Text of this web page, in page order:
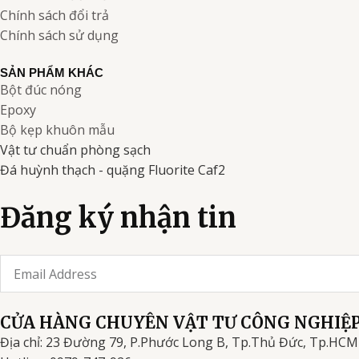
Chính sách đổi trả
Chính sách sử dụng
SẢN PHẨM KHÁC
Bột đúc nóng
Epoxy
Bộ kẹp khuôn mẫu
Vật tư chuẩn phòng sạch
Đá huỳnh thạch - quặng Fluorite Caf2
Đăng ký nhận tin
CỬA HÀNG CHUYÊN VẬT TƯ CÔNG
Địa chỉ: 23 Đường 79, P.Phước Long B, Tp.Thủ Đức, Tp.HCM